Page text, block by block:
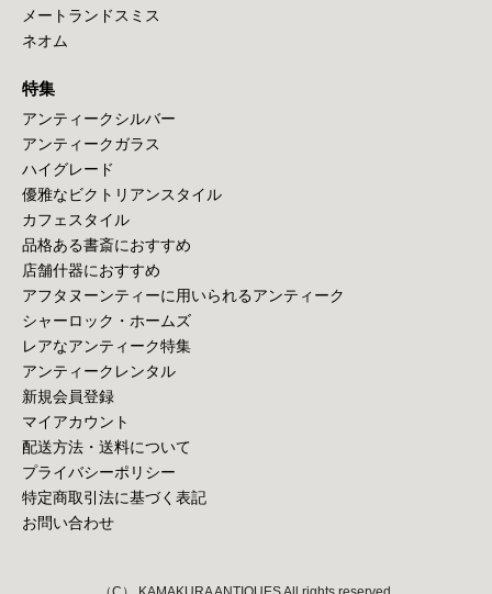
メートランドスミス
ネオム
特集
アンティークシルバー
アンティークガラス
ハイグレード
優雅なビクトリアンスタイル
カフェスタイル
品格ある書斎におすすめ
店舗什器におすすめ
アフタヌーンティーに用いられるアンティーク
シャーロック・ホームズ
レアなアンティーク特集
アンティークレンタル
新規会員登録
マイアカウント
配送方法・送料について
プライバシーポリシー
特定商取引法に基づく表記
お問い合わせ